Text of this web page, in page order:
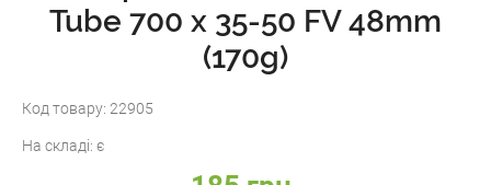
Tube 700 x 35-50 FV 48mm
(170g)
Код товару: 22905
На складі: є